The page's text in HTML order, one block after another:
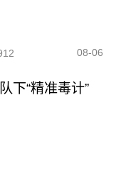
08-06
下“精准毒计”